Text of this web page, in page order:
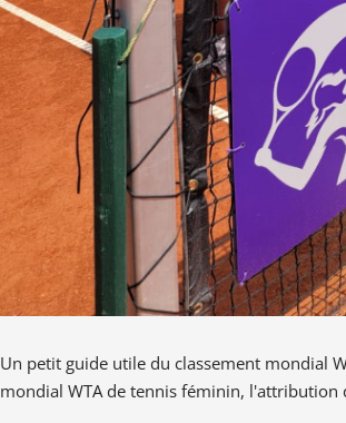
Un petit guide utile du classement mondial
mondial WTA de tennis féminin, l'attribution